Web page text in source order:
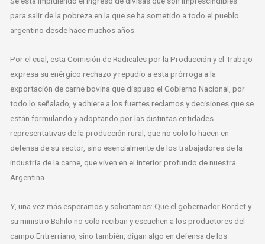
para salir de la pobreza en la que se ha sometido a todo el pueblo
argentino desde hace muchos años.
Por el cual, esta Comisión de Radicales por la Producción y el Trabajo
expresa su enérgico rechazo y repudio a esta prórroga a la
exportación de carne bovina que dispuso el Gobierno Nacional, por
todo lo señalado, y adhiere a los fuertes reclamos y decisiones que se
están formulando y adoptando por las distintas entidades
representativas de la producción rural, que no solo lo hacen en
defensa de su sector, sino esencialmente de los trabajadores de la
industria de la carne, que viven en el interior profundo de nuestra
Argentina.
Y, una vez más esperamos y solicitamos: Que el gobernador Bordet y
su ministro Bahilo no solo reciban y escuchen a los productores del
campo Entrerriano, sino también, digan algo en defensa de los